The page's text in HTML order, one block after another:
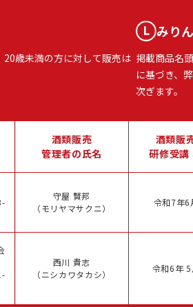
歳未満の方に対して販売は
みり
掲載商品名
に基づき、
次ぎます。
酒類販売
管理者の氏名
酒類販
研修受講
守屋 賢邦
（モリヤマサクニ）
令和7年6
西川 貴志
（ニシカワタカシ）
令和6年